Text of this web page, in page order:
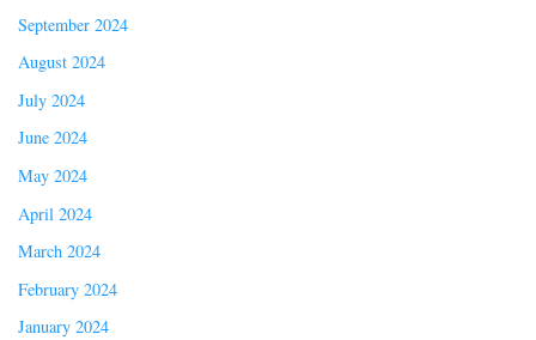
September 2024
August 2024
July 2024
June 2024
May 2024
April 2024
March 2024
February 2024
January 2024